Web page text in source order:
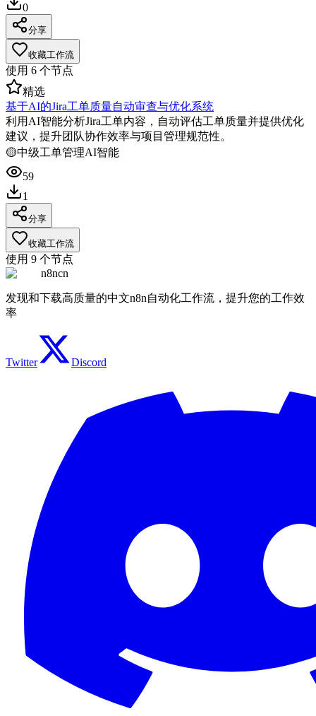
0
分享
收藏工作流
使用 6 个节点
精选
基于AI的Jira工单质量自动审查与优化系统
利用AI智能分析Jira工单内容，自动评估工单质量并提供优化
建议，提升团队协作效率与项目管理规范性。
🟡中级工单管理AI智能
59
1
分享
收藏工作流
使用 9 个节点
n8ncn
发现和下载高质量的中文n8n自动化工作流，提升您的工作效
率
Twitter Discord